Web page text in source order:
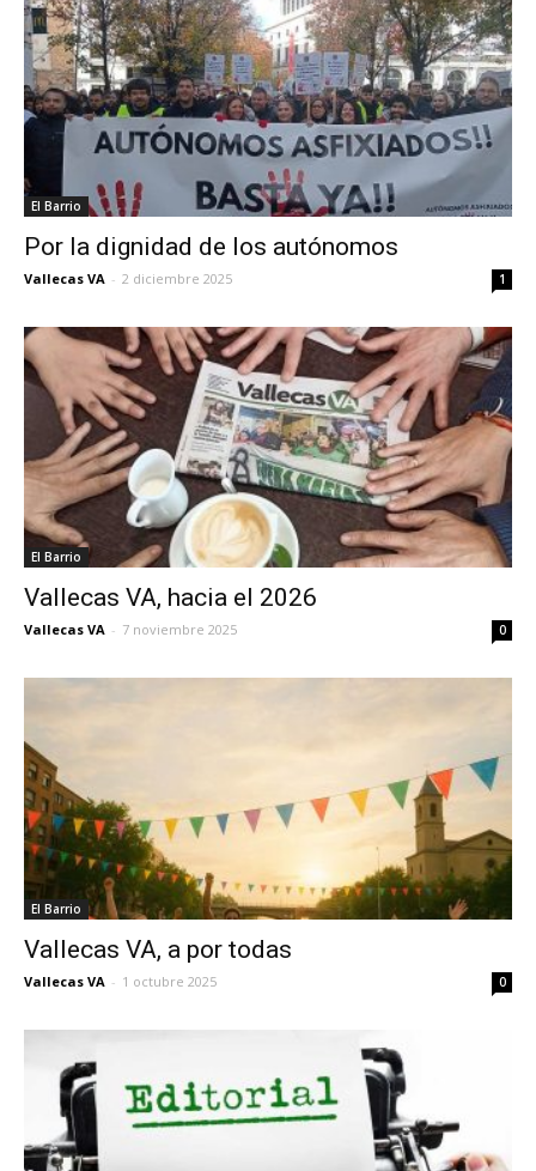
El Barrio
Por la dignidad de los autónomos
Vallecas VA - 2 diciembre 2025 1
El Barrio
Vallecas VA, hacia el 2026
Vallecas VA - 7 noviembre 2025 0
El Barrio
Vallecas VA, a por todas
Vallecas VA - 1 octubre 2025 0